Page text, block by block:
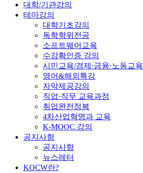
대학/기관강의
테마강의
대학기초강의
독학학위전공
소프트웨어교육
수강확인증 강의
시민교육/경제·금융·노동교육
영어&해외특강
자막제공강의
직업·직무 교육과정
취업완전정복
4차산업혁명과 교육
K-MOOC 강의
공지사항
공지사항
뉴스레터
KOCW란?